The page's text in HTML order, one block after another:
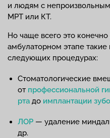
и людям с
МРТ или КТ.
Но чаще всего это
амбулаторном этапе
следующих процедурах:
Стоматологические
от профессиональной
рта до имплантации
ЛОР — удаление
др.